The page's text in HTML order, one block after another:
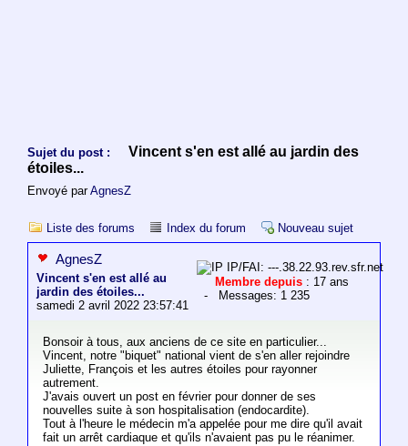
Sujet du post :
Vincent s'en est allé au jardin des
étoiles...
Envoyé parAgnesZ
Liste des forums Index du forum Nouveau sujet
AgnesZ
Vincent s'en est allé au
jardin des étoiles...
samedi 2 avril 2022 23:57:41
IP/FAI: ---.38.22.93.rev.sfr.net
Membre depuis : 17 ans
- Messages: 1 235
Bonsoir à tous, aux anciens de ce site en particulier...
Vincent, notre "biquet" national vient de s'en aller rejoindre
Juliette, François et les autres étoiles pour rayonner
autrement.
J'avais ouvert un post en février pour donner de ses
nouvelles suite à son hospitalisation (endocardite).
Tout à l'heure le médecin m'a appelée pour me dire qu'il avait
fait un arrêt cardiaque et qu'ils n'avaient pas pu le réanimer.